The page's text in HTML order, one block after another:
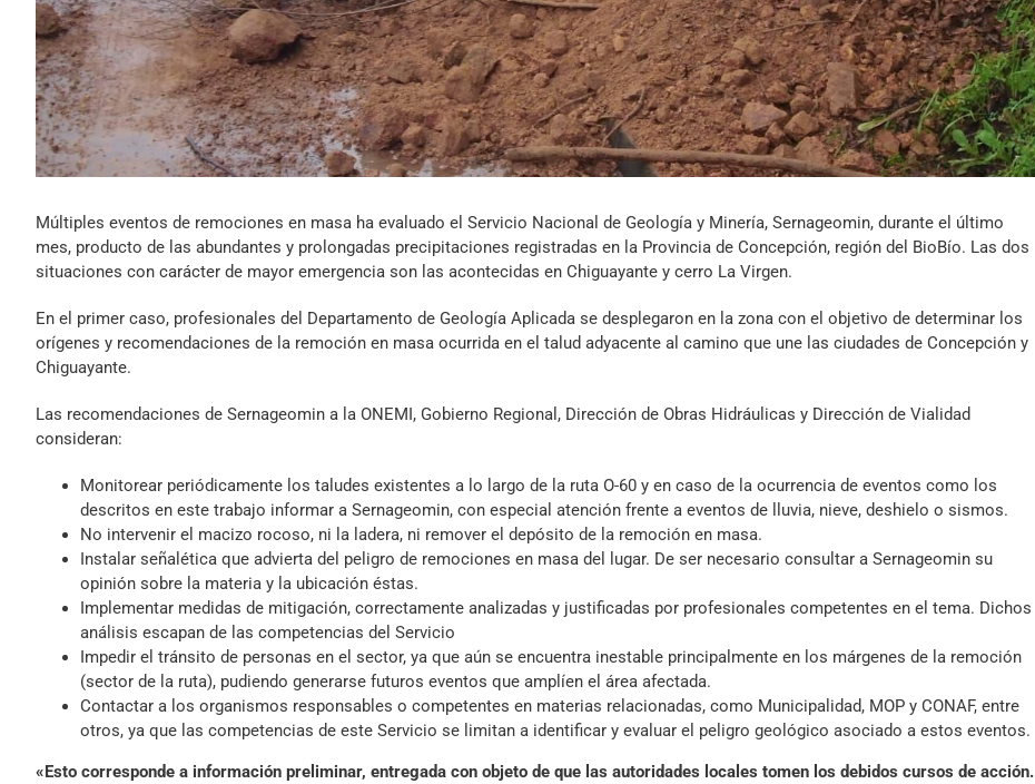
Múltiples eventos de remociones en masa ha evaluado el Servicio Nacional de Geología y Minería, Sernageomin, durante el último
mes, producto de las abundantes y prolongadas precipitaciones registradas en la Provincia de Concepción, región del BioBío. Las dos
situaciones con carácter de mayor emergencia son las acontecidas en Chiguayante y cerro La Virgen.
En el primer caso, profesionales del Departamento de Geología Aplicada se desplegaron en la zona con el objetivo de determinar los
orígenes y recomendaciones de la remoción en masa ocurrida en el talud adyacente al camino que une las ciudades de Concepción y
Chiguayante.
Las recomendaciones de Sernageomin a la ONEMI, Gobierno Regional, Dirección de Obras Hidráulicas y Dirección de Vialidad
consideran:
Monitorear periódicamente los taludes existentes a lo largo de la ruta O-60 y en caso de la ocurrencia de eventos como los
descritos en este trabajo informar a Sernageomin, con especial atención frente a eventos de lluvia, nieve, deshielo o sismos.
No intervenir el macizo rocoso, ni la ladera, ni remover el depósito de la remoción en masa.
Instalar señalética que advierta del peligro de remociones en masa del lugar. De ser necesario consultar a Sernageomin su
opinión sobre la materia y la ubicación éstas.
Implementar medidas de mitigación, correctamente analizadas y justificadas por profesionales competentes en el tema. Dichos
análisis escapan de las competencias del Servicio
Impedir el tránsito de personas en el sector, ya que aún se encuentra inestable principalmente en los márgenes de la remoción
(sector de la ruta), pudiendo generarse futuros eventos que amplíen el área afectada.
Contactar a los organismos responsables o competentes en materias relacionadas, como Municipalidad, MOP y CONAF, entre
otros, ya que las competencias de este Servicio se limitan a identificar y evaluar el peligro geológico asociado a estos eventos.
«Esto corresponde a información preliminar, entregada con objeto de que las autoridades locales tomen los debidos cursos de acción.